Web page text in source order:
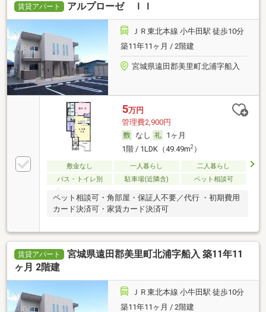
賃貸アパート アルプローゼ ＩＩ
ＪＲ東北本線 小牛田駅 徒歩10分
築11年11ヶ月 / 2階建
宮城県遠田郡美里町北浦字船入
5万円
管理費2,900円
なし
1ヶ月
1階 / 1LDK（49.49m2）
敷金なし 一人暮らし
二人暮らし
バス・トイレ別
駐車場(近隣含) ペット相談可
ペット相談可・角部屋・保証人不要／代行 ・初期費用
カード決済可・家賃カード決済可
賃貸アパート
宮城県遠田郡美里町北浦字船入 築11年11
ヶ月 2階建
ＪＲ東北本線 小牛田駅 徒歩10分
築11年11ヶ月 / 2階建